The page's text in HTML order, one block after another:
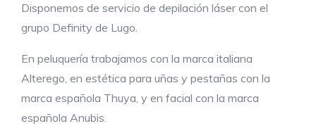
Disponemos de servicio de depilación láser con el
grupo Definity de Lugo.
En peluquería trabajamos con la marca italiana
Alterego, en estética para uñas y pestañas con la
marca española Thuya, y en facial con la marca
española Anubis.